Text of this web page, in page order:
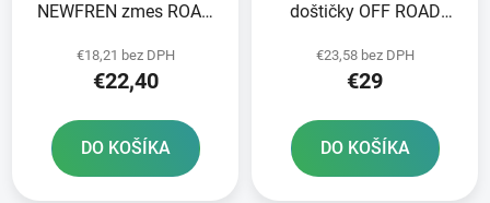
NEWFREN zmes ROAD
v balení
€18,21 bez DPH
€22,40
DO KOŠÍKA
doštičky OFF ROAD
balení
€23,58 bez DPH
€29
DO KOŠÍKA